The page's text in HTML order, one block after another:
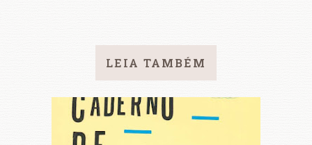
LEIA TAMBÉM